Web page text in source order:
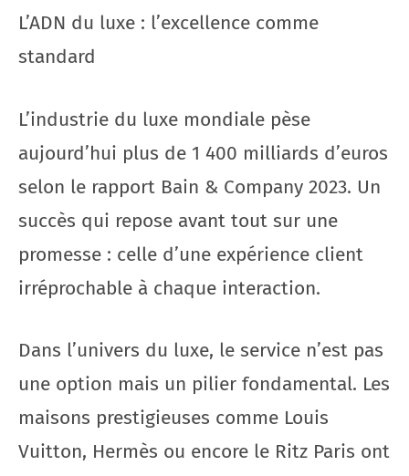
L’ADN du luxe : l’excellence comme
standard
L’industrie du luxe mondiale pèse
aujourd’hui plus de 1 400 milliards d’euros
selon le rapport Bain & Company 2023. Un
succès qui repose avant tout sur une
promesse : celle d’une expérience client
irréprochable à chaque interaction.
Dans l’univers du luxe, le service n’est pas
une option mais un pilier fondamental. Les
maisons prestigieuses comme Louis
Vuitton, Hermès ou encore le Ritz Paris ont